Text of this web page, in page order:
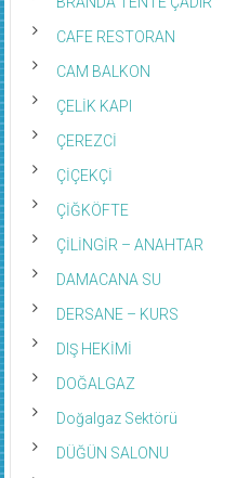
CAFE RESTORAN
CAM BALKON
ÇELİK KAPI
ÇEREZCİ
ÇİÇEKÇİ
ÇİĞKÖFTE
ÇİLİNGİR – ANAHTAR
DAMACANA SU
DERSANE – KURS
DIŞ HEKİMİ
DOĞALGAZ
Doğalgaz Sektörü
DÜĞÜN SALONU